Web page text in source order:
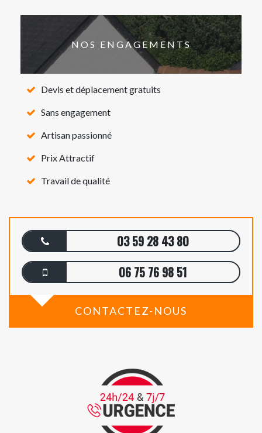
NOS ENGAGEMENTS
Devis et déplacement gratuits
Sans engagement
Artisan passionné
Prix Attractif
Travail de qualité
03 59 28 43 80
06 75 76 98 51
CONTACTEZ-NOUS